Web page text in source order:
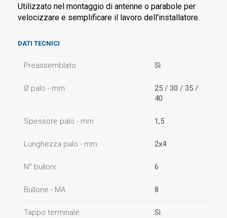
Utilizzato nel montaggio di antenne o parabole per
velocizzare e semplificare il lavoro dell'installatore.
DATI TECNICI
Preassemblato Sì
Ø palo - mm
25 / 30 / 35 /
40
Spessore palo - mm 1,5
Lunghezza palo - mm 2x4
N° bulloni 6
Bullone - MA 8
Tappo terminale Sì